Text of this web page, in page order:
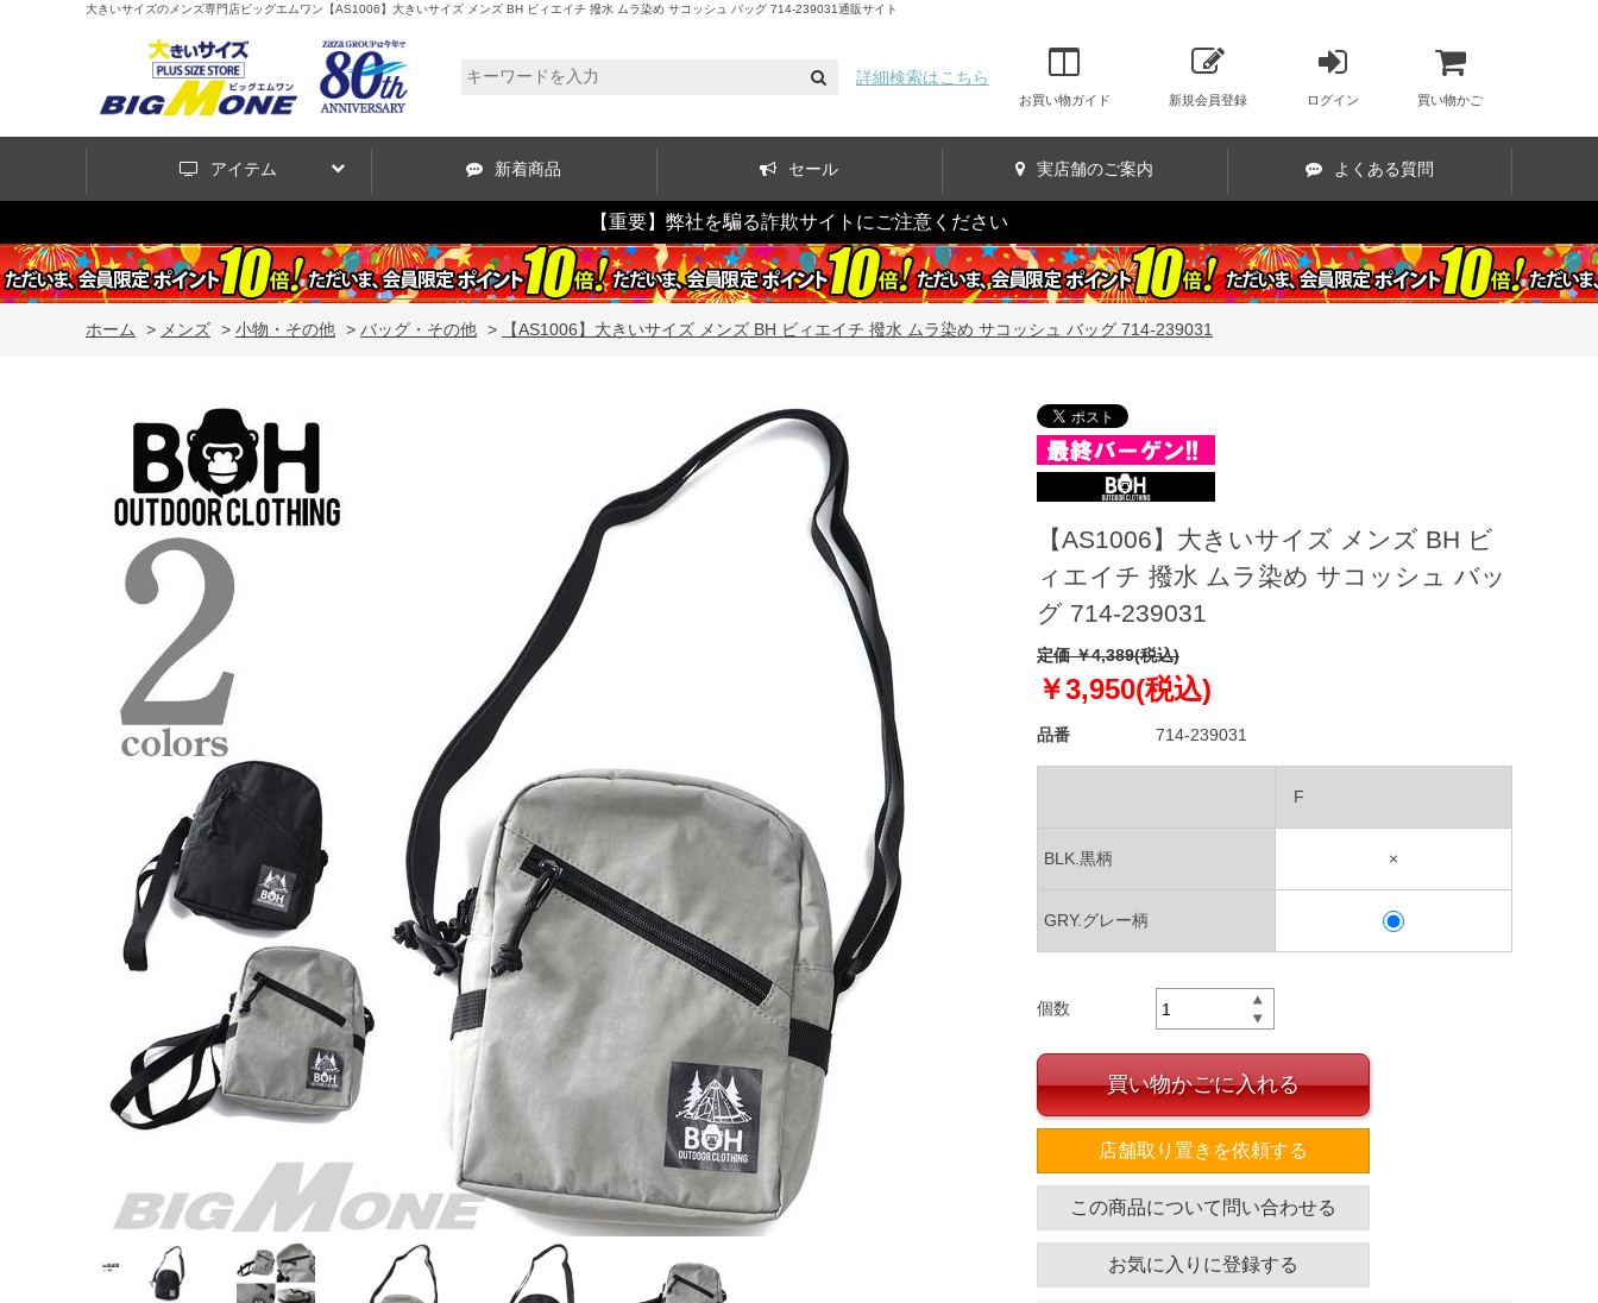
大きいサイズのメンズ専門店ビッグエムワン【AS1006】大きいサイズ メンズ BH ビィエイチ 撥水 ムラ染め サコッシュ バッグ 714-239031通販サイト
詳細検索はこちら
お買い物ガイド 新規会員登録 ログイン 買い物かご
アイテム 新着商品 セール 実店舗のご案内 よくある質問
【重要】弊社を騙る詐欺サイトにご注意ください
ホーム > メンズ > 小物・その他 > バッグ・その他 > 【AS1006】大きいサイズ メンズ BH ビィエイチ 撥水 ムラ染め サコッシュ バッグ 714-239031
【AS1006】大きいサイズ メンズ BH ビ
ィエイチ 撥水 ムラ染め サコッシュ バッ
グ 714-239031
定価 ￥4,389(税込)
￥3,950(税込)
品番 714-239031
F
BLK.黒柄 ×
GRY.グレー柄
個数
買い物かごに入れる
店舗取り置きを依頼する
この商品について問い合わせる
お気に入りに登録する